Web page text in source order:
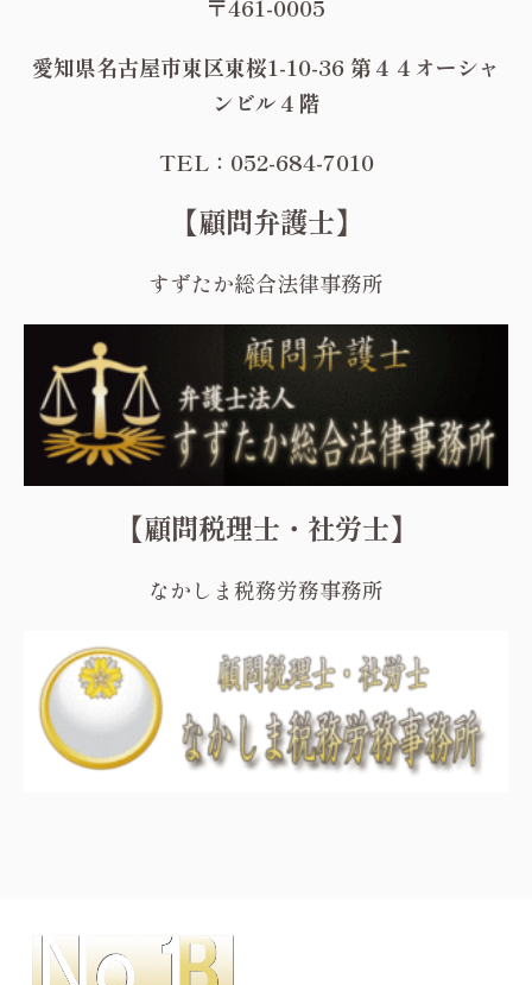
〒461-0005
愛知県名古屋市東区東桜1-10-36 第４４オーシャ
ンビル４階
TEL：052-684-7010
【顧問弁護士】
すずたか総合法律事務所
【顧問税理士・社労士】
なかしま税務労務事務所